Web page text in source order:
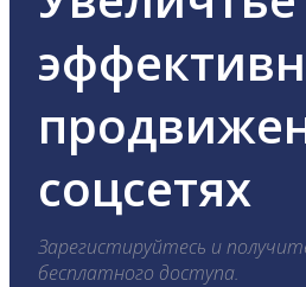
соцсетях
Зарегистируйтесь и
бесплатного доступа.